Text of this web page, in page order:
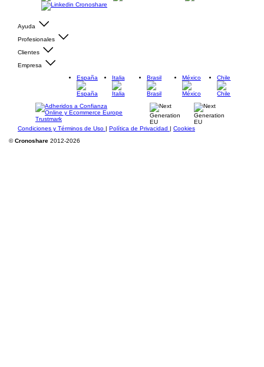
Ayuda
Profesionales
Clientes
Empresa
España
Italia Brasil México Chile
Condiciones y Términos de Uso | Política de Privacidad | Cookies
©Cronoshare 2012-2026